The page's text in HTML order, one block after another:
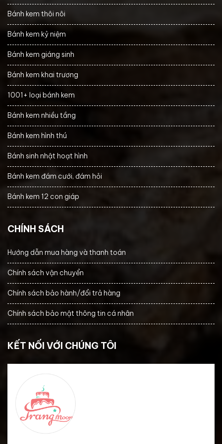
Bánh kem thôi nôi
Bánh kem kỷ niệm
Bánh kem giáng sinh
Bánh kem khai trương
1001+ loại bánh kem
Bánh kem nhiều tầng
Bánh kem hình thú
Bánh sinh nhật hoạt hình
Bánh kem đám cưới, đám hỏi
Bánh kem 12 con giáp
CHÍNH SÁCH
Hướng dẫn mua hàng và thanh toán
Chính sách vận chuyển
Chính sách bảo hành/đổi trả hàng
Chính sách bảo mật thông tin cá nhân
KẾT NỐI VỚI CHÚNG TÔI